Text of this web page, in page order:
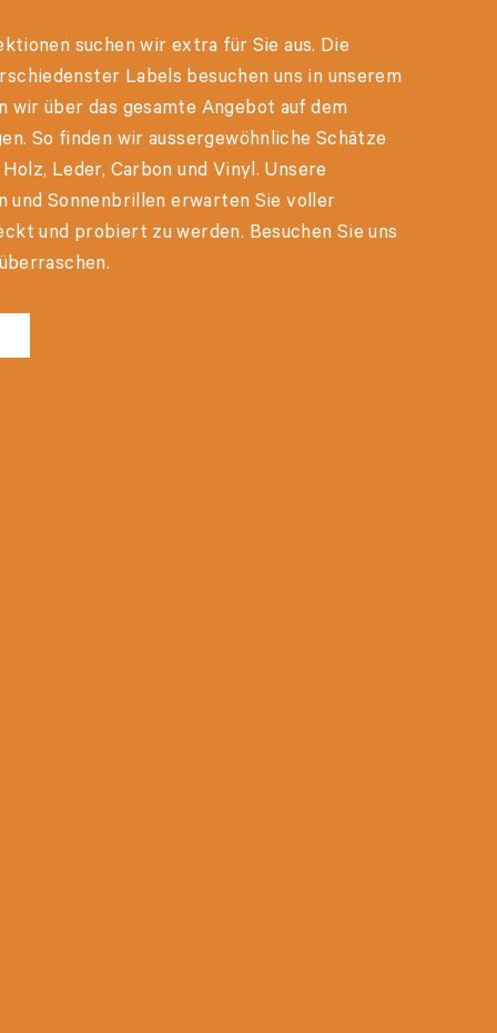
suchen wir extra für Sie aus. Die
Labels besuchen uns in unserem
wir über das gesamte Angebot auf dem
So finden wir aussergewöhnliche Schätze
Leder, Carbon und Vinyl. Unsere
und Sonnenbrillen erwarten Sie voller
und probiert zu werden. Besuchen Sie uns